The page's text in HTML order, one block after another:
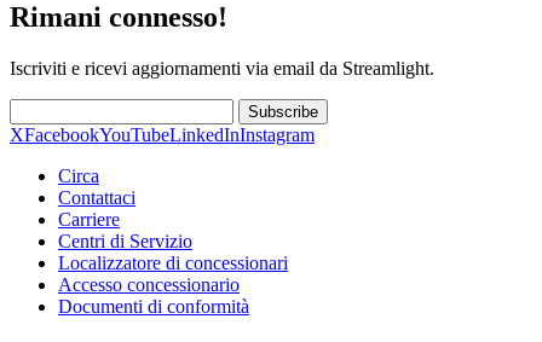
Rimani connesso!
Iscriviti e ricevi aggiornamenti via email da Streamlight.
Subscribe
XFacebookYouTubeLinkedInInstagram
Circa
Contattaci
Carriere
Centri di Servizio
Localizzatore di concessionari
Accesso concessionario
Documenti di conformità